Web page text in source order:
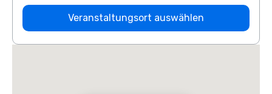
Veranstaltungsort auswählen